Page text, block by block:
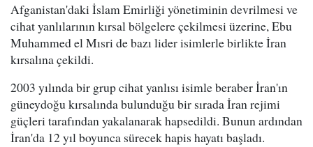
Afganistan'daki İslam Emirliği yönetiminin devrilmesi ve
cihat yanlılarının kırsal bölgelere çekilmesi üzerine, Ebu
Muhammed el Mısri de bazı lider isimlerle birlikte İran
kırsalına çekildi.
2003 yılında bir grup cihat yanlısı isimle beraber İran'ın
güneydoğu kırsalında bulunduğu bir sırada İran rejimi
güçleri tarafından yakalanarak hapsedildi. Bunun ardından
İran'da 12 yıl boyunca sürecek hapis hayatı başladı.